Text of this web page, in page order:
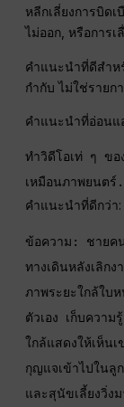
หลีกเลี่ยงการบิด
ไม่ออก, หรือการ
คำแนะนำที่ดีสำห
กำกับ ไม่ใช่รายก
คำแนะนำที่อ่อนแ
ทำวิดีโอเท่ ๆ ขอ
เหมือนภาพยนตร์.
คำแนะนำที่ดีกว่า:
ข้อความ: ชายค
ทางเดินหลังเลิก
ภาพระยะใกล้ใบ
ตัวเอง เก็บควา
ใกล้แสดงให้เห็น
กุญแจเข้าไปในลู
และสุนัขเลี้ยงวิ่ง